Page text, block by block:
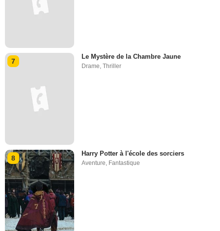
7
Le Mystère de la Chambre Jaune
Drame,Thriller
8
Harry Potter à l'école des sorciers
Aventure, Fantastique